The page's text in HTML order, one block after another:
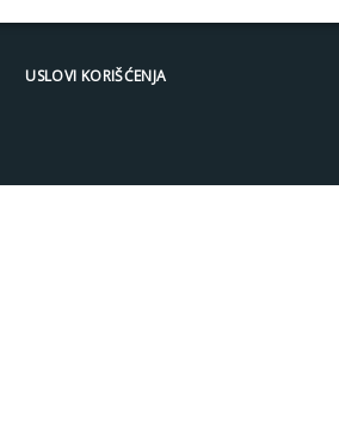
USLOVI KORIŠĆENJA